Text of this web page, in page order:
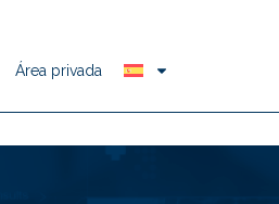
Área privada